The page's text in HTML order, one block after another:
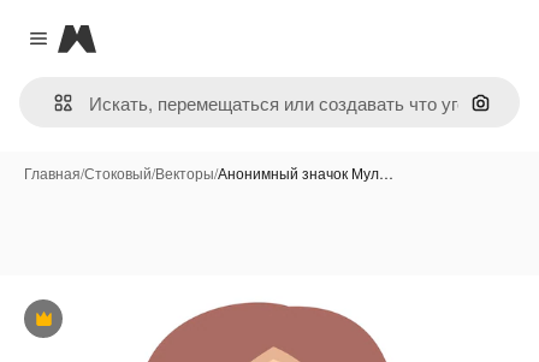
Close menu
Magnific
Поиск
Главная/Стоковый/Векторы/Анонимный значок Мул…
Премиум